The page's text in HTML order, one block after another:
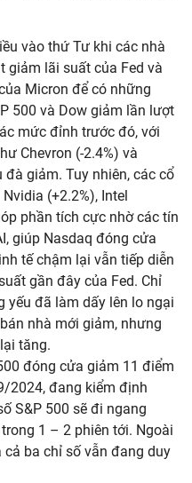
vào thứ Tư khi các nhà
giảm lãi suất của Fed và
Micron để có những
500 và Dow giảm lần lượt
mức đỉnh trước đó, với
Chevron (-2.4%) và
đà giảm. Tuy nhiên, các cổ
(+2.2%), Intel
phần tích cực nhờ các tín
giúp Nasdaq đóng cửa
tế chậm lại vẫn tiếp diễn
gần đây của Fed. Chỉ
yếu đã làm dấy lên lo ngại
nhà mới giảm, nhưng
tăng.
đóng cửa giảm 11 điểm
2024, đang kiểm định
S&P 500 sẽ đi ngang
1 – 2 phiên tới. Ngoài
cả ba chỉ số vẫn đang duy